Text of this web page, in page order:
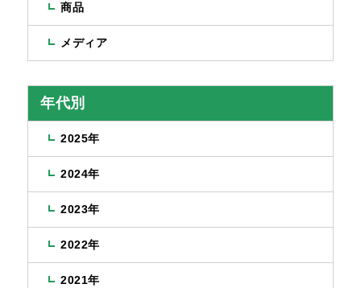
商品
メディア
年代別
2025年
2024年
2023年
2022年
2021年